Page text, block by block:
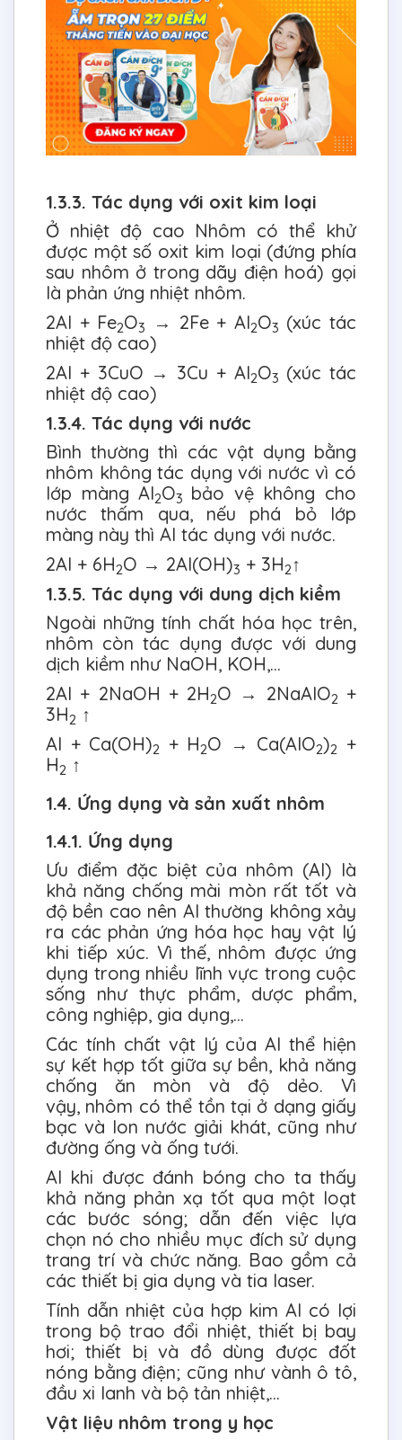
1.3.3. Tác dụng với oxit kim loại
Ở nhiệt độ cao Nhôm có thể khử
được một số oxit kim loại (đứng phía
sau nhôm ở trong dãy điện hoá) gọi
là phản ứng nhiệt nhôm.
2Al + Fe2O3 → 2Fe + Al2O3 (xúc tác
nhiệt độ cao)
2Al + 3CuO → 3Cu + Al2O3 (xúc tác
nhiệt độ cao)
1.3.4. Tác dụng với nước
Bình thường thì các vật dụng bằng
nhôm không tác dụng với nước vì có
lớp màng Al2O3 bảo vệ không cho
nước thấm qua, nếu phá bỏ lớp
màng này thì Al tác dụng với nước.
2Al + 6H2O → 2Al(OH)3 + 3H2↑
1.3.5. Tác dụng với dung dịch kiềm
Ngoài những tính chất hóa học trên,
nhôm còn tác dụng được với dung
dịch kiềm như NaOH, KOH,…
2Al + 2NaOH + 2H2O → 2NaAlO2 +
3H2 ↑
Al + Ca(OH)2 + H2O → Ca(AlO2)2
+
H2 ↑
1.4. Ứng dụng và sản xuất nhôm
1.4.1. Ứng dụng
Ưu điểm đặc biệt của nhôm (Al) là
khả năng chống mài mòn rất tốt và
độ bền cao nên Al thường không xảy
ra các phản ứng hóa học hay vật lý
khi tiếp xúc. Vì thế, nhôm được ứng
dụng trong nhiều lĩnh vực trong cuộc
sống như thực phẩm, dược phẩm,
công nghiệp, gia dụng,…
Các tính chất vật lý của Al thể hiện
sự kết hợp tốt giữa sự bền, khả năng
chống ăn mòn và độ dẻo. Vì
vậy, nhôm có thể tồn tại ở dạng giấy
bạc và lon nước giải khát, cũng như
đường ống và ống tưới.
Al khi được đánh bóng cho ta thấy
khả năng phản xạ tốt qua một loạt
các bước sóng; dẫn đến việc lựa
chọn nó cho nhiều mục đích sử dụng
trang trí và chức năng. Bao gồm cả
các thiết bị gia dụng và tia laser.
Tính dẫn nhiệt của hợp kim Al có lợi
trong bộ trao đổi nhiệt, thiết bị bay
hơi; thiết bị và đồ dùng được đốt
nóng bằng điện; cũng như vành ô tô,
đầu xi lanh và bộ tản nhiệt,…
Vật liệu nhôm trong y học